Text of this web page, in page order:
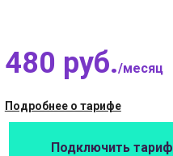
480 руб./месяц
Подробнее о тарифе
Подключить тариф